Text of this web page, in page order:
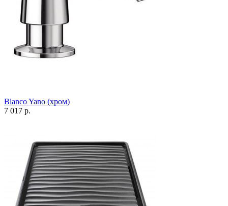
Blanco Yano (хром)
7 017 р.